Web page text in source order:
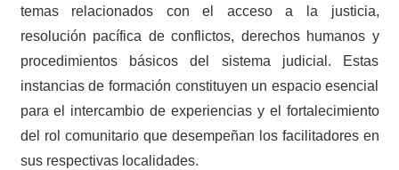
temas relacionados con el acceso a la justicia,
resolución pacífica de conflictos, derechos humanos y
procedimientos básicos del sistema judicial. Estas
instancias de formación constituyen un espacio esencial
para el intercambio de experiencias y el fortalecimiento
del rol comunitario que desempeñan los facilitadores en
sus respectivas localidades.